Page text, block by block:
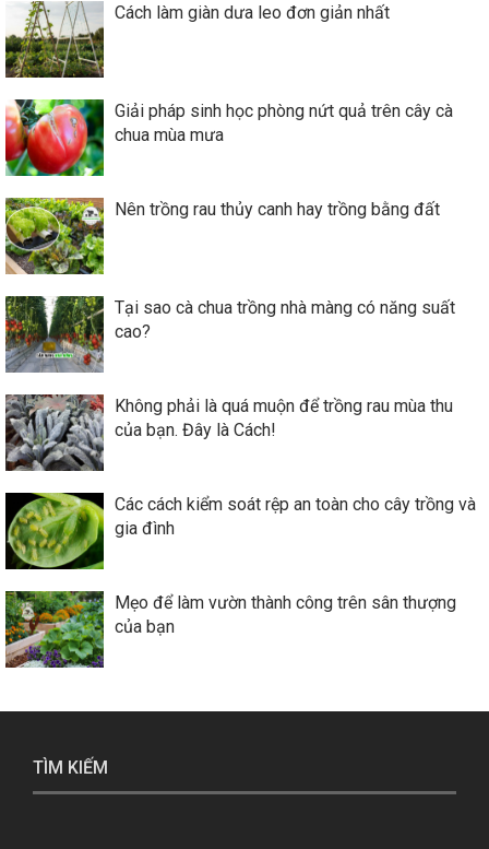
Cách làm giàn dưa leo đơn giản nhất
Giải pháp sinh học phòng nứt quả trên cây cà
chua mùa mưa
Nên trồng rau thủy canh hay trồng bằng đất
Tại sao cà chua trồng nhà màng có năng suất
cao?
Không phải là quá muộn để trồng rau mùa thu
của bạn. Đây là Cách!
Các cách kiểm soát rệp an toàn cho cây trồng và
gia đình
Mẹo để làm vườn thành công trên sân thượng
của bạn
TÌM KIẾM